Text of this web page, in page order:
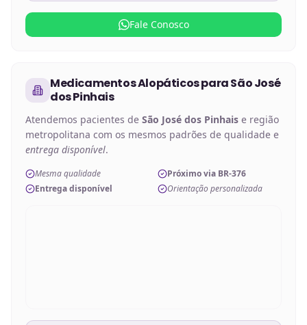
Fale Conosco
Medicamentos AlopáticosparaSão José
dos Pinhais
Atendemos pacientes de São José dos Pinhais e região
metropolitana com os mesmos padrões de qualidade e
entrega disponível.
Mesma qualidade
Próximo via BR-376
Entrega disponível
Orientação personalizada